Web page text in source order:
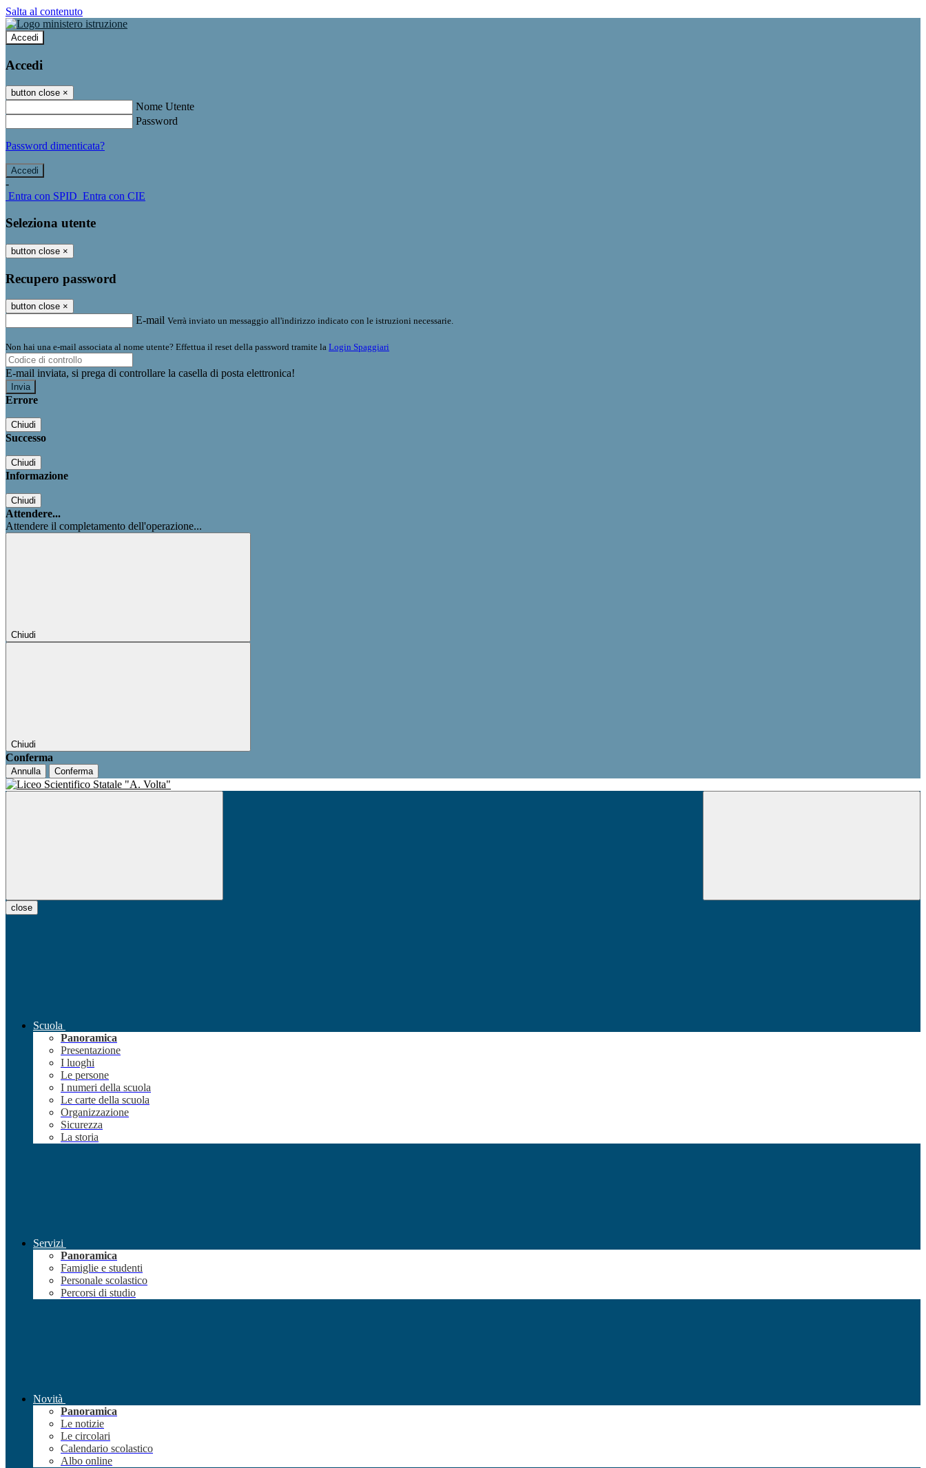
Salta al contenuto
Accedi
Accedi
button close ×
Nome Utente
Password
Password dimenticata?
-
Entra con SPID Entra con CIE
Seleziona utente
button close ×
Recupero password
button close ×
E-mail Verrà inviato un messaggio all'indirizzo indicato con le istruzioni necessarie.
Non hai una e-mail associata al nome utente? Effettua il reset della password tramite la Login Spaggiari
E-mail inviata, si prega di controllare la casella di posta elettronica!
Errore
Chiudi
Successo
Chiudi
Informazione
Chiudi
Attendere...
Attendere il completamento dell'operazione...
Chiudi
Chiudi
Conferma
Annulla Conferma
close
Scuola
Panoramica
Presentazione
I luoghi
Le persone
I numeri della scuola
Le carte della scuola
Organizzazione
Sicurezza
La storia
Servizi
Panoramica
Famiglie e studenti
Personale scolastico
Percorsi di studio
Novità
Panoramica
Le notizie
Le circolari
Calendario scolastico
Albo online